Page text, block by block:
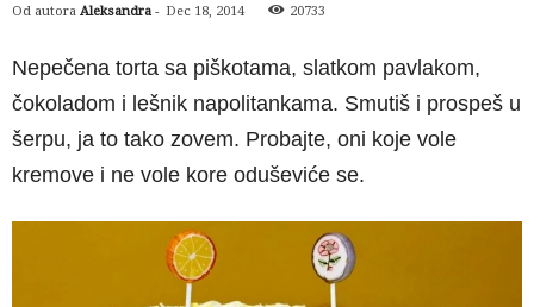
Od autora Aleksandra - Dec 18, 2014 20733
Nepečena torta sa piškotama, slatkom pavlakom,
čokoladom i lešnik napolitankama. Smutiš i prospeš u
šerpu, ja to tako zovem. Probajte, oni koje vole
kremove i ne vole kore oduševiće se.